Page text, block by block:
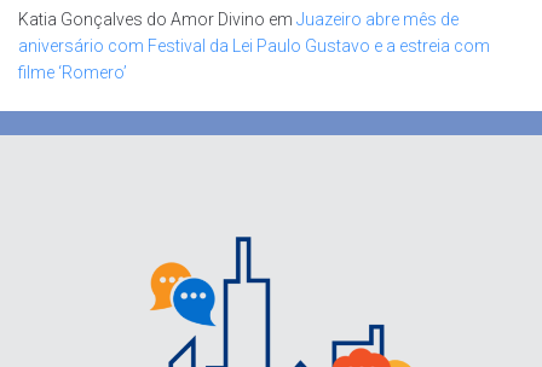
Katia Gonçalves do Amor Divino em Juazeiro abre mês de
aniversário com Festival da Lei Paulo Gustavo e a estreia com
filme ‘Romero’